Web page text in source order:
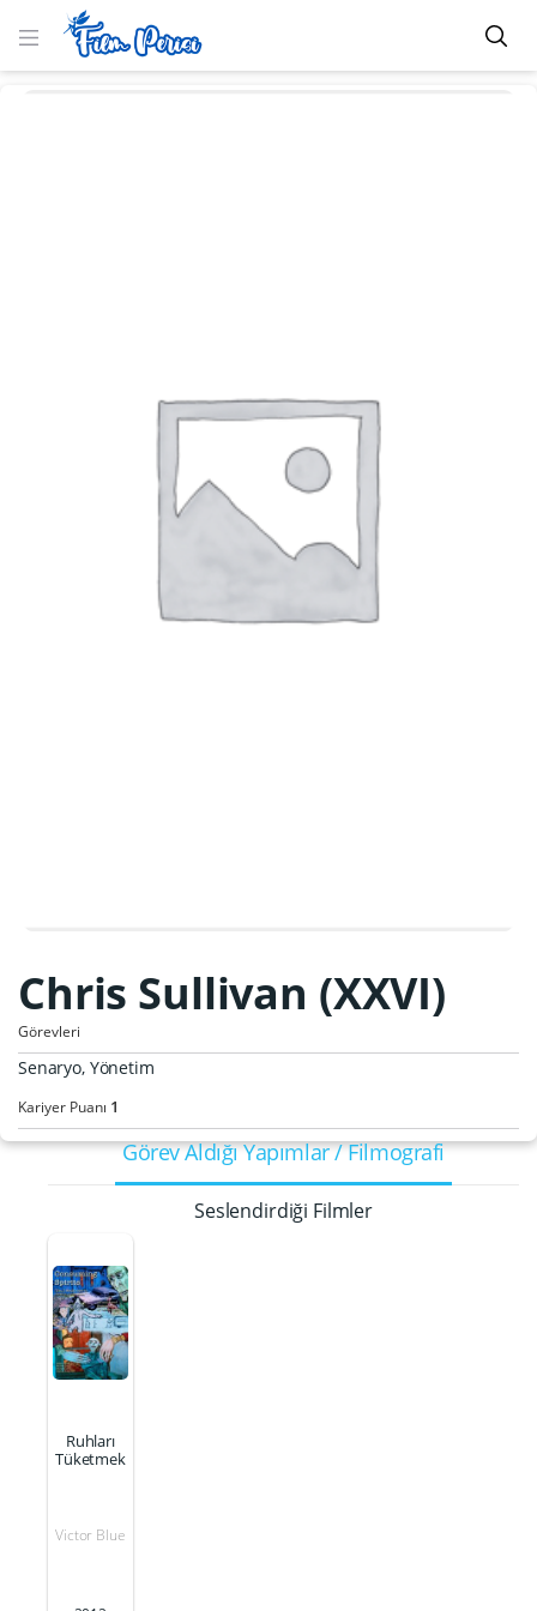
Chris Sullivan (XXVI)
Görevleri
Senaryo, Yönetim
Kariyer Puanı 1
Görev Aldığı Yapımlar / Filmografi
Seslendirdiği Filmler
Ruhları
Tüketmek
Victor Blue